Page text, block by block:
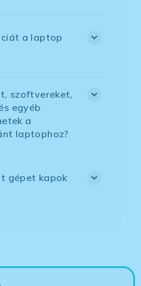
a laptop
szoftvereket,
egyéb
a
laptophoz?
gépet kapok